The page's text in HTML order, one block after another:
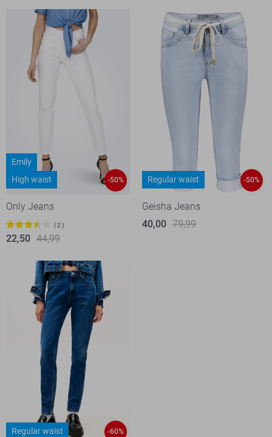
Emily
High waist
-50%
Only Jeans
2
22,50 44,99
Regular waist -50%
Geisha Jeans
40,00 79,99
Regular waist -60%